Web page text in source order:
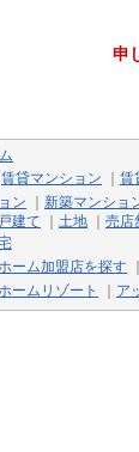
申
賃貸マンション 賃
ン 新築マンショ
建て
土地 売店
ーム加盟店を探す
ームリゾート ア